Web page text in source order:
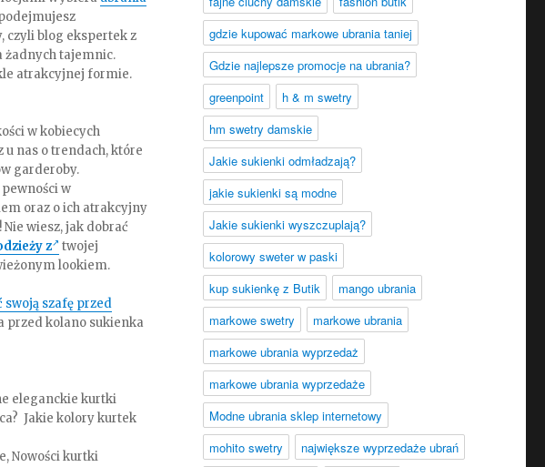
czyli blog ekspertek z
żadnych tajemnic.
atrakcyjnej formie.
w kobiecych
nas o trendach, które
garderoby.
w
oraz o ich atrakcyjny
wiesz, jak dobrać
z
twojej
lookiem.
swoją szafę przed
przed kolano sukienka
eleganckie kurtki
Jakie kolory kurtek
Nowości kurtki
gdzie kupować markowe ubrania taniej
Gdzie najlepsze promocje na ubrania?
greenpoint
h & m swetry
hm swetry damskie
Jakie sukienki odmładzają?
jakie sukienki są modne
Jakie sukienki wyszczuplają?
kolorowy sweter w paski
kup sukienkę z Butik
mango ubrania
markowe swetry
markowe ubrania
markowe ubrania wyprzedaż
markowe ubrania wyprzedaże
Modne ubrania sklep internetowy
mohito swetry
największe wyprzedaże ubrań